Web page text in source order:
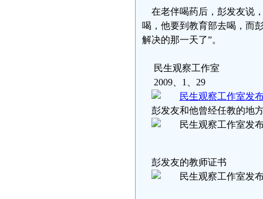
在老伴喝药后，彭发友说
喝，他要到教育部去喝，而
解决的那一天了”。
民生观察工作室
2009、1、29
彭发友和他曾经任教的地
彭发友的教师证书